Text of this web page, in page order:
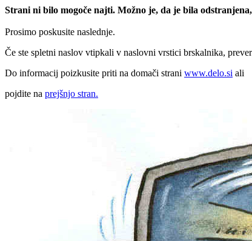
Strani ni bilo mogoče najti. Možno je, da je bila
Prosimo poskusite naslednje.
Če ste spletni naslov vtipkali v naslovni vrstici brskalnika,
Do informacij poizkusite priti na domači strani www.delo.si ali
pojdite na prejšnjo stran.